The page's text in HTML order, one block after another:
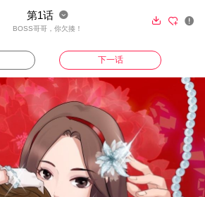
第1话 
BOSS哥哥，你欠揍！
  
下一话